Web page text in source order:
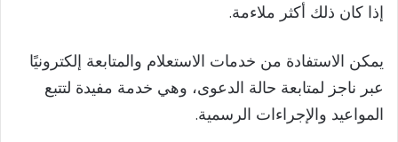
إذا كان ذلك أكثر ملاءمة.
يمكن الاستفادة من خدمات الاستعلام والمتابعة إلكترونيًا
عبر ناجز لمتابعة حالة الدعوى، وهي خدمة مفيدة لتتبع
المواعيد والإجراءات الرسمية.